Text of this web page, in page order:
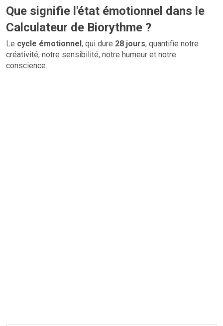
Que signifie l'état émotionnel dans le
Calculateur de Biorythme ?
Le cycle émotionnel , qui dure 28 jours, quantifie notre
créativité, notre sensibilité, notre humeur et notre
conscience.